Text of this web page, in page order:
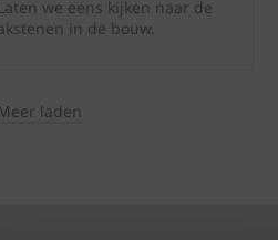
we eens kijken naar de
in de bouw.
laden